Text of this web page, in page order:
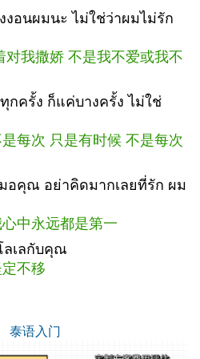
งอนผมนะ ไม่ใช่ว่าผมไม่รัก
我撒娇 不是我不爱或我不
กครั้ง ก็แค่บางครั้ง ไม่ใช่
每次 只是有时候 不是每次
อคุณ อย่าคิดมากเลยที่รัก ผม
中永远都是第一
ลเลกับคุณ
不移
泰语入门